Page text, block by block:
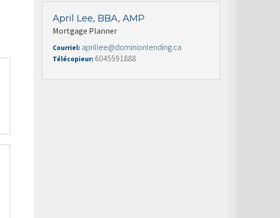
April Lee, BBA, AMP
Mortgage Planner
Courriel: aprillee@dominionlending.ca
Télécopieur: 6045591888